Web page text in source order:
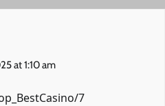
at 1:10 am
7